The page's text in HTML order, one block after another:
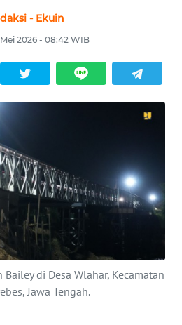
- Ekuin
Mei 2026 - 08:42 WIB
di Desa Wlahar, Kecamatan
Jawa Tengah.